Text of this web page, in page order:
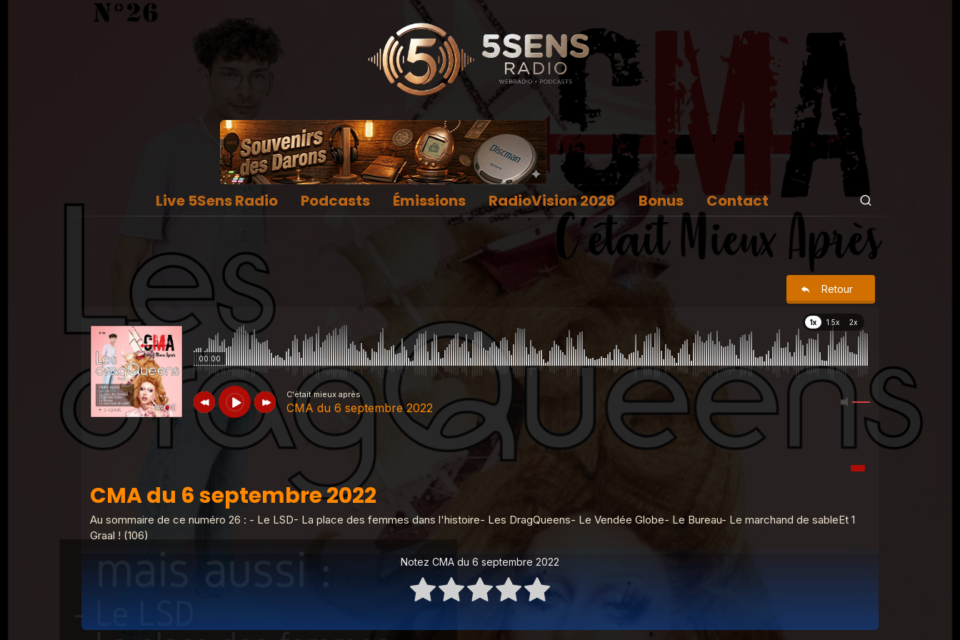
Live 5Sens Radio Podcasts Émissions RadioVision 2026 Bonus Contact
Retour
00:00
C'était mieux après
CMA du 6 septembre 2022
CMA du 6 septembre 2022
C'était mieux après Derniere CMA du 27 juin 2023
C'était mieux après
C'était mieux après CMA du 30 mai 2023
1x 1.5x 2x
CMA du 6 septembre 2022
Au sommaire de ce numéro 26 : - Le LSD- La place des femmes dans l'histoire- Les DragQueens- Le Vendée Globe- Le Bureau- Le marchand de sableEt 1
Graal ! (106)
Notez CMA du 6 septembre 2022